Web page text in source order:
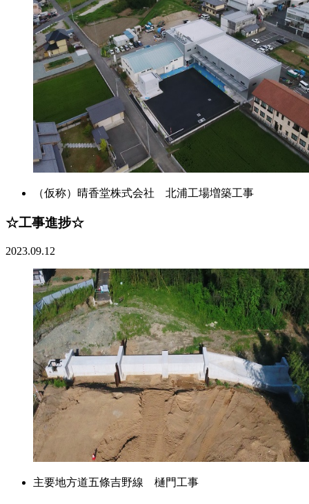
（仮称）晴香堂株式会社 北浦工場増築工事
☆工事進捗☆
2023.09.12
主要地方道五條吉野線 樋門工事